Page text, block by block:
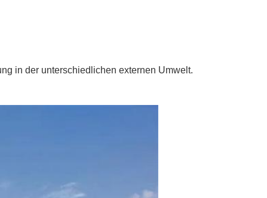
in der unterschiedlichen externen Umwelt.